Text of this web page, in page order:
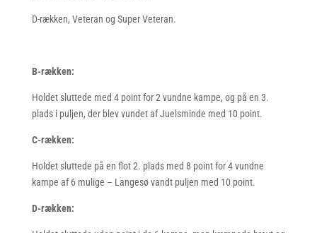
D-rækken, Veteran og Super Veteran.
B-rækken:
Holdet sluttede med 4 point for 2 vundne kampe, og på en 3.
plads i puljen, der blev vundet af Juelsminde med 10 point.
C-rækken:
Holdet sluttede på en flot 2. plads med 8 point for 4 vundne
kampe af 6 mulige – Langesø vandt puljen med 10 point.
D-rækken: